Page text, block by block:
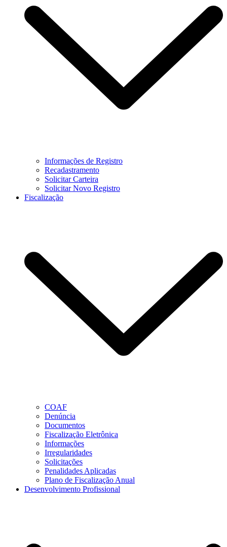
Informações de Registro
Recadastramento
Solicitar Carteira
Solicitar Novo Registro
Fiscalização
COAF
Denúncia
Documentos
Fiscalização Eletrônica
Informações
Irregularidades
Solicitações
Penalidades Aplicadas
Plano de Fiscalização Anual
Desenvolvimento Profissional